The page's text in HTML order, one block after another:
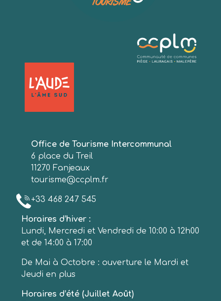
Office de Tourisme Intercommunal
6 place du Treil
11270 Fanjeaux
tourisme@ccplm.fr
+33 468 247 545
Horaires d’hiver :
Lundi, Mercredi et Vendredi de 10:00 à 12h00
et de 14:00 à 17:00
De Mai à Octobre : ouverture le Mardi et
Jeudi en plus
Horaires d’été (Juillet Août)